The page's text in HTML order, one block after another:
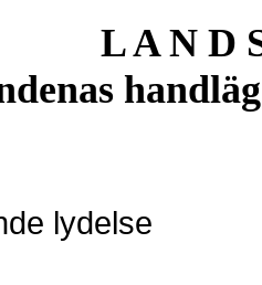
L A N D
lydelse